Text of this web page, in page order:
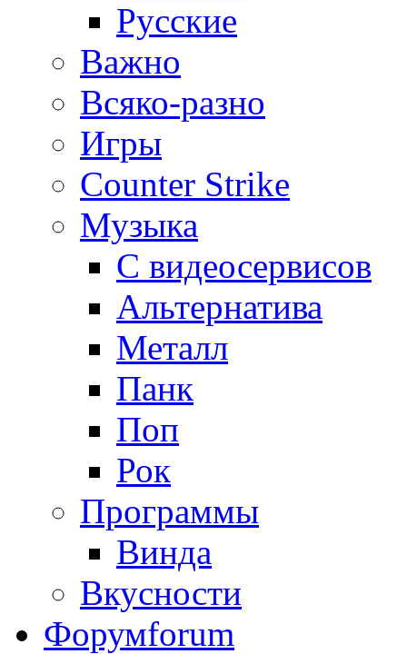
Русские
Важно
Всяко-разно
Игры
Counter Strike
Музыка
С видеосервисов
Альтернатива
Металл
Панк
Поп
Рок
Программы
Винда
Вкусности
Форумforum